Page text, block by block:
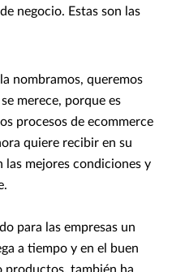
negocio. Estas son las
nombramos, queremos
merece, porque es
procesos de ecommerce
quiere recibir en su
las mejores condiciones y
para las empresas un
a tiempo y en el buen